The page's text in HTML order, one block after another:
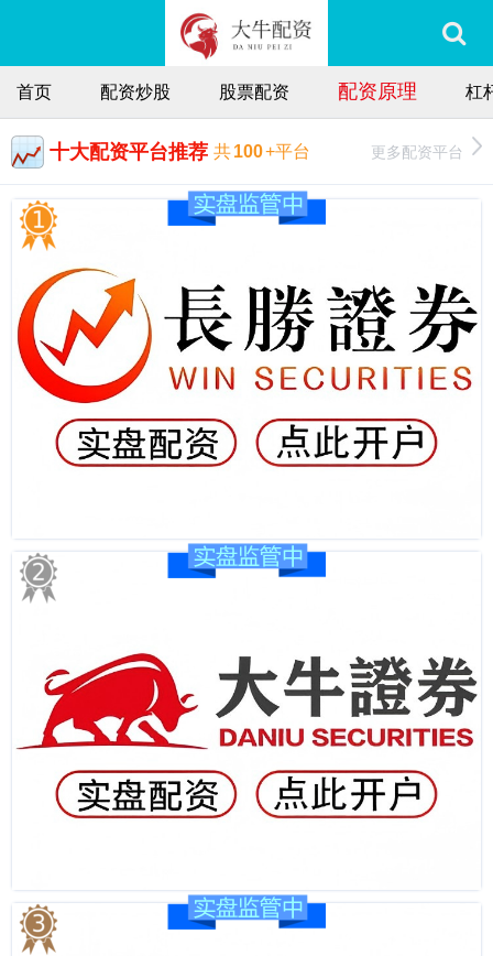
首页 配资炒股 股票配资 配资原理 杠
十大配资平台推荐 共100+平台 更多配资平台